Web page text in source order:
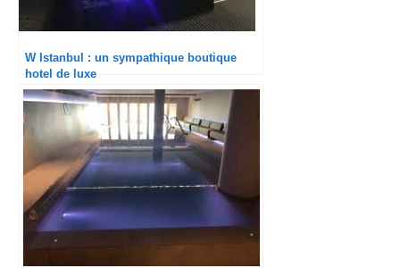
W Istanbul : un sympathique boutique
hotel de luxe